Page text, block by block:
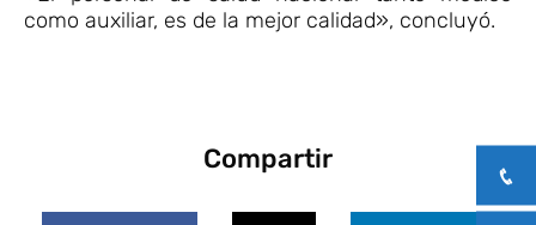
como auxiliar, es de la mejor calidad», concluyó.
Compartir